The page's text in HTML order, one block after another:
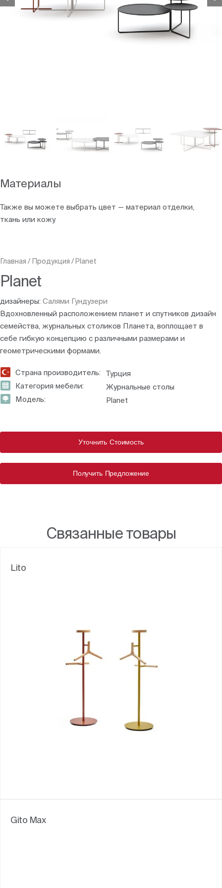
Материалы
Также вы можете выбрать цвет — материал отделки,
ткань или кожу
Главная / Продукция / Planet
Planet
дизайнеры: Салями Гундузери
Вдохновленный расположением планет и спутников дизайн
семейства, журнальных столиков Планета, воплощает в
себе гибкую концепцию с различными размерами и
геометрическими формами.
Страна производитель:
Турция
Категория мебели:
Журнальные столы
Модель:
Planet
Уточнить Стоимость
Получить Предложение
Связанные товары
Lito
Gito Max